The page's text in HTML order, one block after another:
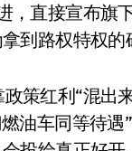
，直接宣布旗
到路权特权的
策红利“混出
油车同等待遇